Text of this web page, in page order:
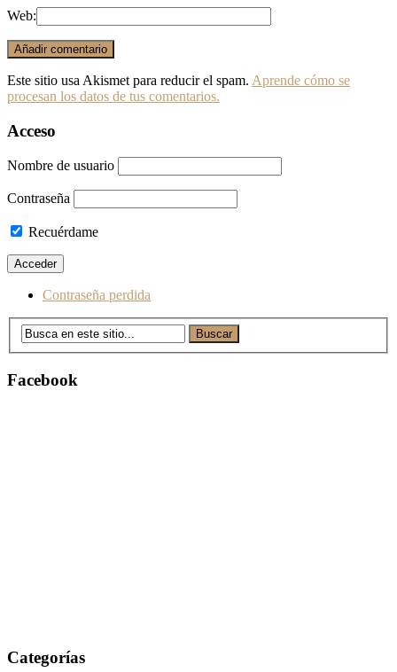
Web:
Este sitio usa Akismet para reducir el spam. Aprende cómo se
procesan los datos de tus comentarios.
Acceso
Nombre de usuario
Contraseña
Recuérdame
Contraseña perdida
Facebook
Categorías